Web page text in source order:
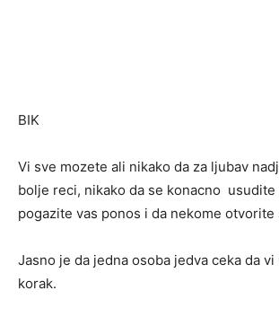
BIK
Vi sve mozete ali nikako da za ljubav
bolje reci, nikako da se konacno usudite
pogazite vas ponos i da nekome otvorite
Jasno je da jedna osoba jedva ceka da
korak.